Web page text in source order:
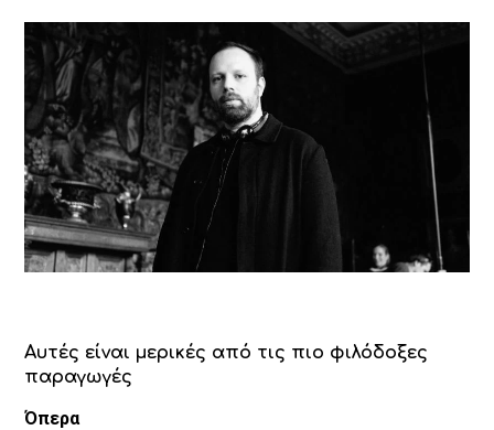
Αυτές είναι μερικές από τις πιο φιλόδοξες
παραγωγές
Όπερα